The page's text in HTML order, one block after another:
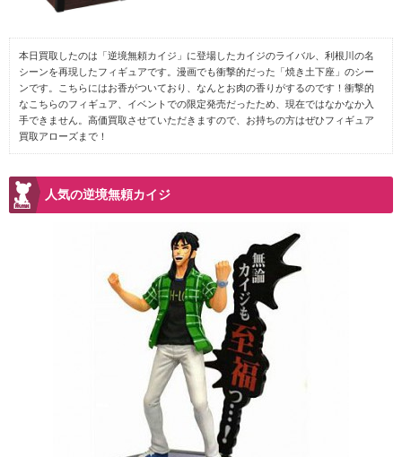
本日買取したのは「逆境無頼カイジ」に登場したカイジのライバル、利根川の名
シーンを再現したフィギュアです。漫画でも衝撃的だった「焼き土下座」のシー
ンです。こちらにはお香がついており、なんとお肉の香りがするのです！衝撃的
なこちらのフィギュア、イベントでの限定発売だったため、現在ではなかなか入
手できません。高価買取させていただきますので、お持ちの方はぜひフィギュア
買取アローズまで！
人気の逆境無頼カイジ